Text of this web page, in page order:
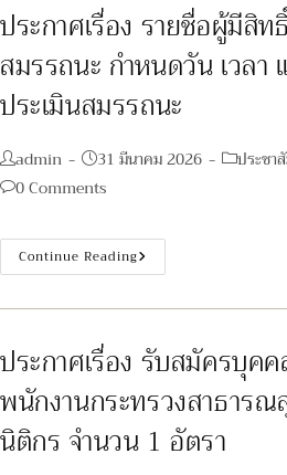
อัตรา
สิทธิ์
เข้า
การ
ประเมิน
ครั้ง
ที่
ประกาศเรื่อง รายชื่อผู้มีสิท
สมรรถนะ กำหนดวัน เวลา
ประเมินสมรรถนะ
Post
author:
admin
Post
published:
31 มีนาคม 2026
Postประชา
Post0 Comments
Continue Readingประกาศ
เรื่อง
ชื่อ
สิทธิ์
เข้า
การ
ประเมิน
สมรรถนะ
กำหนด
วัน
ประกาศเรื่อง รับสมัครบุคค
พนักงานกระทรวงสาธารณ
นิติกร จำนวน 1 อัตรา